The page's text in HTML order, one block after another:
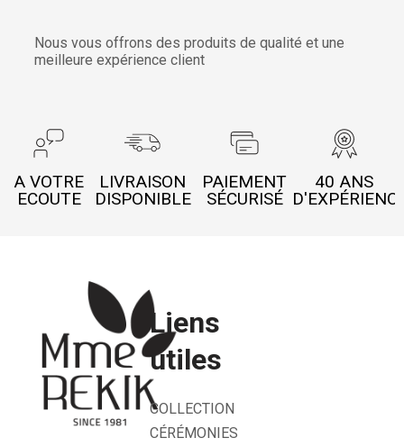
Nous vous offrons des produits de qualité et une
meilleure expérience client
A VOTRE
ECOUTE
LIVRAISON
DISPONIBLE
PAIEMENT
SÉCURISÉ
40 ANS
Liens
utiles
COLLECTION
CÉRÉMONIES